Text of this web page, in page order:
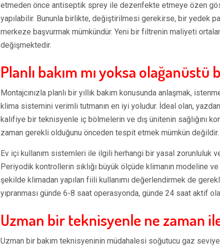
etmeden önce antiseptik sprey ile dezenfekte etmeye özen
yapılabilir. Bununla birlikte, değiştirilmesi gerekirse, bir yedek
merkeze başvurmak mümkündür. Yeni bir filtrenin maliyeti
değişmektedir.
Planlı bakım mı yoksa olağanüstü
Montajcınızla planlı bir yıllık bakım konusunda anlaşmak,
klima sistemini verimli tutmanın en iyi yoludur. İdeal olan,
kalifiye bir teknisyenle iç bölmelerin ve dış ünitenin sağlığını
zaman gerekli olduğunu önceden tespit etmek mümkün değildir.
Ev içi kullanım sistemleri ile ilgili herhangi bir yasal zorunluluk
Periyodik kontrollerin sıklığı büyük ölçüde klimanın modeline ve
şekilde klimadan yapılan fiili kullanımı değerlendirmek de
yıpranması günde 6-8 saat operasyonda, günde 24 saat aktif
Uzman bir teknisyenle ne zaman
Uzman bir bakım teknisyeninin müdahalesi soğutucu gaz